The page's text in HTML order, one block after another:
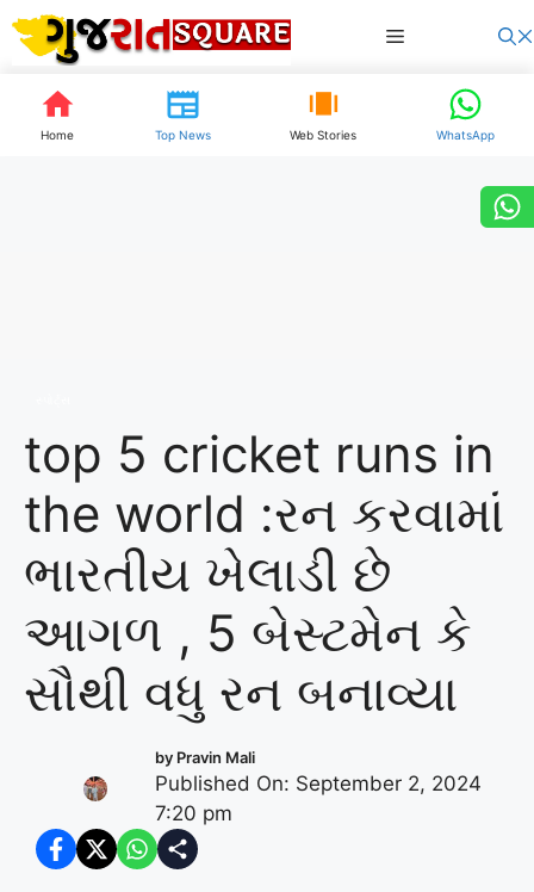
Skip
content
Menu
Home Top News Web Stories WhatsApp
top 5 cricket runs in
the world :રન કરવામાં
ભારતીય ખેલાડી છે
આગળ , 5 બેસ્ટમેન કે
સૌથી વધુ રન બનાવ્યા
by Pravin Mali
Published On: September 2, 2024
7:20 pm